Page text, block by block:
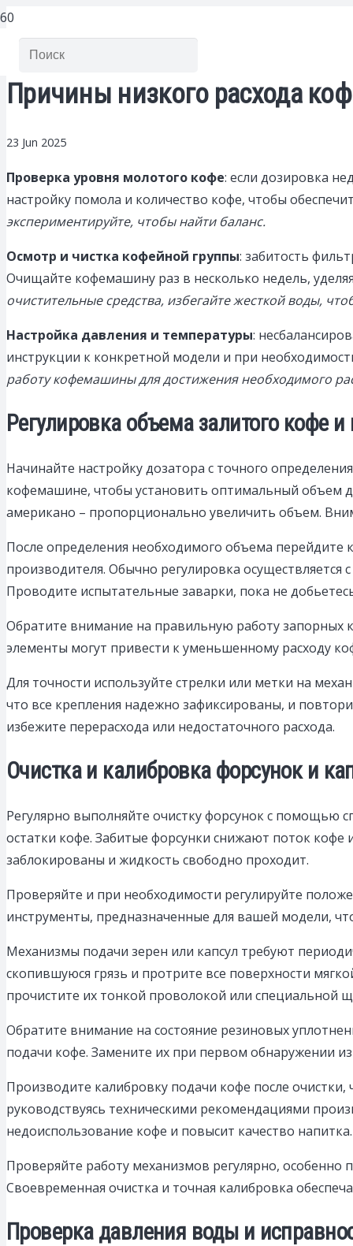
Причины низкого расхода
23 Jun 2025
Проверка уровня молотого кофе: если дозировка
настройку помола и количество кофе, чтобы
экспериментируйте, чтобы найти баланс.
Осмотр и чистка кофейной группы: забитость
Очищайте кофемашину раз в несколько недель,
очистительные средства, избегайте жесткой воды,
Настройка давления и температуры:
инструкции к конкретной модели и при
работу кофемашины для достижения необходимого
Регулировка объема залитого кофе
Начинайте настройку дозатора с точного
кофемашине, чтобы установить оптимальный объем
американо – пропорционально увеличить объем.
После определения необходимого объема перейдите
производителя. Обычно регулировка
Проводите испытательные заварки, пока не
Обратите внимание на правильную работу запорных
элементы могут привести к уменьшенному расходу
Для точности используйте стрелки или метки на
что все крепления надежно зафиксированы, и
избежите перерасхода или недостаточного расхода.
Очистка и калибровка форсунок и
Регулярно выполняйте очистку форсунок с помощью
остатки кофе. Забитые форсунки снижают поток кофе
заблокированы и жидкость свободно проходит.
Проверяйте и при необходимости регулируйте
инструменты, предназначенные для вашей модели,
Механизмы подачи зерен или капсул требуют
скопившуюся грязь и протрите все поверхности
прочистите их тонкой проволокой или специальной
Обратите внимание на состояние резиновых
подачи кофе. Замените их при первом обнаружении
Производите калибровку подачи кофе после
руководствуясь техническими рекомендациями
недоиспользование кофе и повысит качество напитка.
Проверяйте работу механизмов регулярно,
Своевременная очистка и точная калибровка
Проверка давления воды и